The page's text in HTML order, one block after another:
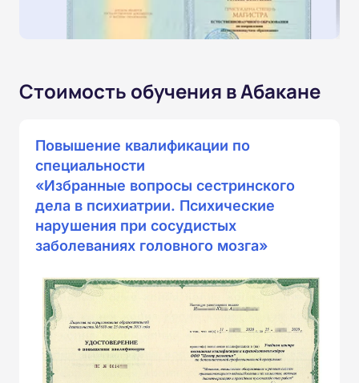
Стоимость обучения в Абакане
Повышение квалификации по
специальности
«Избранные вопросы сестринского
дела в психиатрии. Психические
нарушения при сосудистых
заболеваниях головного мозга»